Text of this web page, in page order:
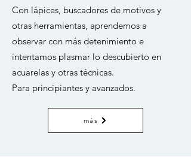
Con lápices, buscadores de motivos y
otras herramientas, aprendemos a
observar con más detenimiento e
intentamos plasmar lo descubierto en
acuarelas y otras técnicas.
Para principiantes y avanzados.
más